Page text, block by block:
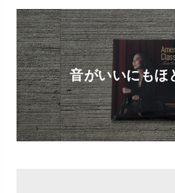
音がいいにもほ